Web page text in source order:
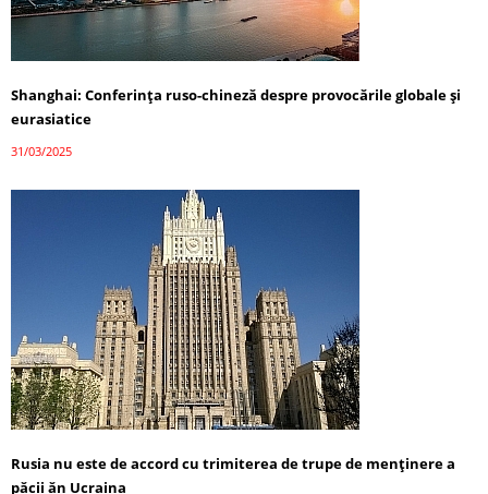
Shanghai: Conferința ruso-chineză despre provocările globale și
eurasiatice
31/03/2025
Rusia nu este de accord cu trimiterea de trupe de menținere a
păcii ăn Ucraina